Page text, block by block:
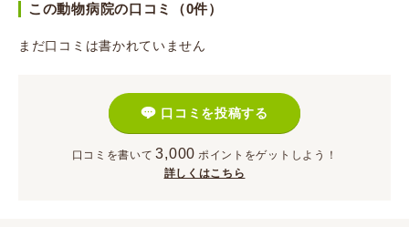
この動物病院の口コミ（0件）
まだ口コミは書かれていません
口コミを投稿する
口コミを書いて 3,000 ポイント をゲットしよう！
詳しくはこちら